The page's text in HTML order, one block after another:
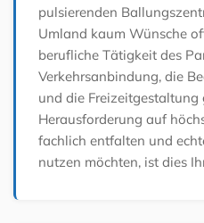
pulsierenden
Umland kaum Wünsche
berufliche Tätigkeit des
Verkehrsanbindung, die
und die Freizeitgestaltung
Herausforderung auf
fachlich entfalten und
nutzen möchten, ist dies